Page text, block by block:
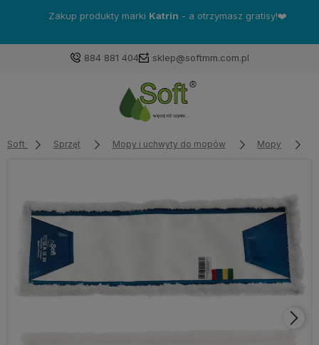
Zakup produkty markiKatrin- a otrzymasz gratisy!❤️
884 881 404 sklep@softmm.com.pl
Soft Sprzęt Mopy i uchwyty do mopów Mopy